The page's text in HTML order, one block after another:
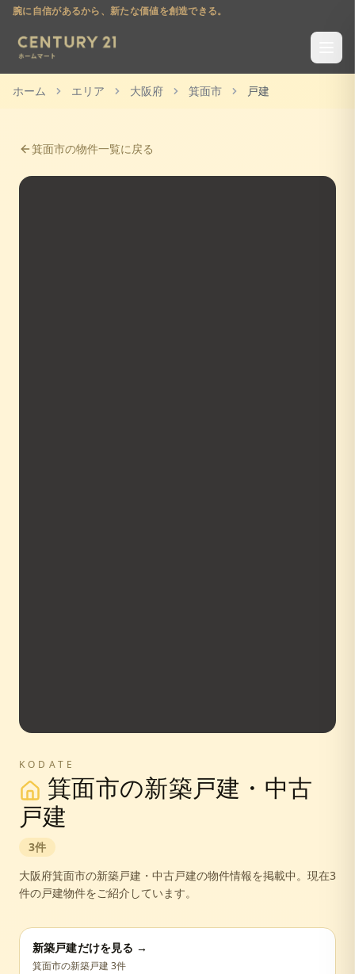
腕に自信があるから、新たな価値を創造できる。
ホーム エリア 大阪府 箕面市 戸建
箕面市の物件一覧に戻る
KODATE
箕面市の新築戸建・中古
戸建
3件
大阪府箕面市の新築戸建・中古戸建の物件情報を掲載中。 現在3
件の戸建物件をご紹介しています。
新築戸建だけを見る →
箕面市の新築戸建3件